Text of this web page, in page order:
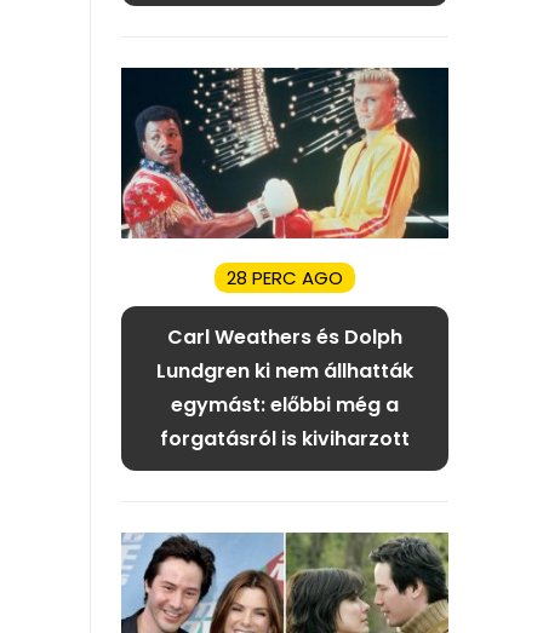
28 PERC AGO
Carl Weathers és Dolph
Lundgren ki nem állhatták
egymást: előbbi még a
forgatásról is kiviharzott